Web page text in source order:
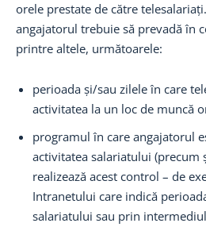
orele prestate de către
angajatorul trebuie să prevadă în
printre altele, următoarele:
perioada și/sau zilele în care
activitatea la un loc de muncă
programul în care angajatorul
activitatea salariatului (precum
realizează acest control – de
Intranetului care indică
salariatului sau prin